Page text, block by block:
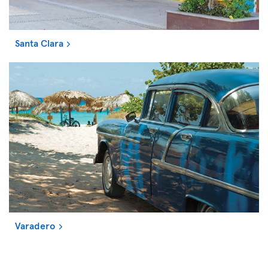
Santa Clara
Varadero